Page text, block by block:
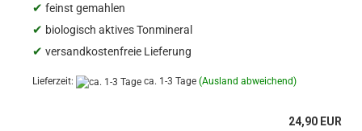
✔ feinst gemahlen
✔ biologisch aktives Tonmineral
✔ versandkostenfreie Lieferung
Lieferzeit: ca. 1-3 Tage (Ausland abweichend)
24,90 EUR